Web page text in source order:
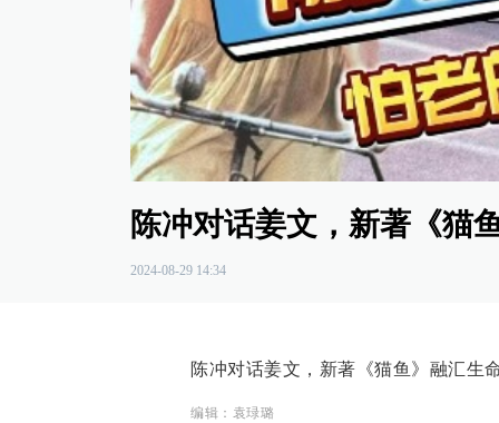
00:00 00:37
陈冲对话姜文，新著《猫
2024-08-29 14:34
陈冲对话姜文，新著《猫鱼》融汇生
编辑：袁琭璐